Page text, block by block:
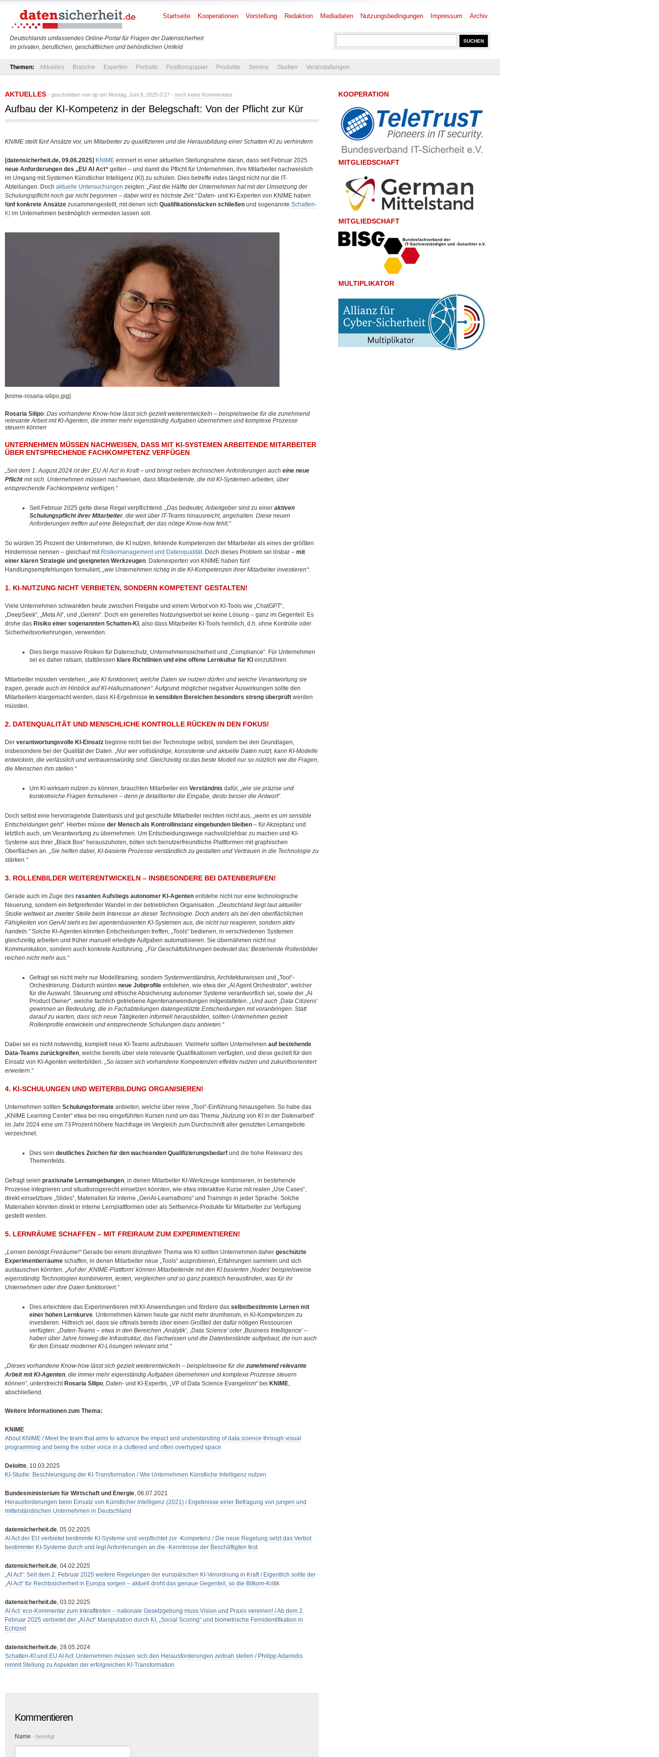
Deutschlands umfassendes Online-Portal für Fragen der Datensicherheit
im privaten, beruflichen, geschäftlichen und behördlichen Umfeld
Startseite Kooperationen Vorstellung Redaktion Mediadaten Nutzungsbedingungen Impressum Archiv
Themen: Aktuelles Branche Experten Portraits Positionspapier Produkte Service Studien Veranstaltungen
AKTUELLES - geschrieben von dp am Montag, Juni 9, 2025 0:27 - noch keine Kommentare
Aufbau der KI-Kompetenz in der Belegschaft: Von der Pflicht zur Kür
KNIME stellt fünf Ansätze vor, um Mitarbeiter zu qualifizieren und die Herausbildung einer Schatten-KI zu verhindern
[datensicherheit.de, 09.06.2025] KNIME erinnert in einer aktuellen Stellungnahme daran, dass seit Februar 2025
neue Anforderungen des „EU AI Act“ gelten – und damit die Pflicht für Unternehmen, ihre Mitarbeiter nachweislich
im Umgang mit Systemen Künstlicher Intelligenz (KI) zu schulen. Dies betreffe indes längst nicht nur die IT-
Abteilungen. Doch aktuelle Untersuchungen zeigten: „Fast die Hälfte der Unternehmen hat mit der Umsetzung der
Schulungspflicht noch gar nicht begonnen – dabei wird es höchste Zeit.“Daten- und KI-Experten von KNIME haben
fünf konkrete Ansätze zusammengestellt, mit denen sich Qualifikationslücken schließen und sogenannte Schatten-
KI im Unternehmen bestmöglich vermeiden lassen soll.
[knime-rosaria-silipo.jpg]
Rosaria Silipo: Das vorhandene Know-how lässt sich gezielt weiterentwickeln – beispielsweise für die zunehmend
relevante Arbeit mit KI-Agenten, die immer mehr eigenständig Aufgaben übernehmen und komplexe Prozesse
steuern können
UNTERNEHMEN MÜSSEN NACHWEISEN, DASS MIT KI-SYSTEMEN ARBEITENDE MITARBEITER
ÜBER ENTSPRECHENDE FACHKOMPETENZ VERFÜGEN
„Seit dem 1. August 2024 ist der ,EU AI Act’ in Kraft – und bringt neben technischen Anforderungen auch eine neue
Pflichtmit sich: Unternehmen müssen nachweisen, dass Mitarbeitende, die mit KI-Systemen arbeiten, über
entsprechende Fachkompetenz verfügen.“
Seit Februar 2025 gelte diese Regel verpflichtend. „Das bedeutet, Arbeitgeber sind zu eineraktiven
Schulungspflicht ihrer Mitarbeiter, die weit über IT-Teams hinausreicht, angehalten. Diese neuen
Anforderungen treffen auf eine Belegschaft, der das nötige Know-how fehlt.“
So würden 35 Prozent der Unternehmen, die KI nutzen, fehlende Kompetenzen der Mitarbeiter als eines der größten
Hindernisse nennen – gleichauf mit Risikomanagement und Datenqualität. Doch dieses Problem sei lösbar – mit
einer klaren Strategie und geeigneten Werkzeugen. Datenexperten von KNIME haben fünf
Handlungsempfehlungen formuliert, „wie Unternehmen richtig in die KI-Kompetenzen ihrer Mitarbeiter investieren“:
1. KI-NUTZUNG NICHT VERBIETEN, SONDERN KOMPETENT GESTALTEN!
Viele Unternehmen schwankten heute zwischen Freigabe und einem Verbot von KI-Tools wie „ChatGPT“,
„DeepSeek“, „Meta AI“, und „Gemini“. Doch ein generelles Nutzungsverbot sei keine Lösung – ganz im Gegenteil: Es
drohe das Risiko einer sogenannten Schatten-KI , also dass Mitarbeiter KI-Tools heimlich, d.h. ohne Kontrolle oder
Sicherheitsvorkehrungen, verwenden.
Dies berge massive Risiken für Datenschutz, Unternehmenssicherheit und „Compliance“. Für Unternehmen
sei es daher ratsam, stattdessen klare Richtlinien und eine offene Lernkultur für KI einzuführen.
Mitarbeiter müssten verstehen, „wie KI funktioniert, welche Daten sie nutzen dürfen und welche Verantwortung sie
tragen, gerade auch im Hinblick auf KI-Halluzinationen“. Aufgrund möglicher negativer Auswirkungen sollte den
Mitarbeitern klargemacht werden, dass KI-Ergebnisse in sensiblen Bereichen besonders streng überprüft werden
müssten.
2. DATENQUALITÄT UND MENSCHLICHE KONTROLLE RÜCKEN IN DEN FOKUS!
Der verantwortungsvolle KI-Einsatz beginne nicht bei der Technologie selbst, sondern bei den Grundlagen,
insbesondere bei der Qualität der Daten. „Nur wer vollständige, konsistente und aktuelle Daten nutzt, kann KI-Modelle
entwickeln, die verlässlich und vertrauenswürdig sind. Gleichzeitig ist das beste Modell nur so nützlich wie die Fragen,
die Menschen ihm stellen.“
Um KI wirksam nutzen zu können, brauchten Mitarbeiter ein Verständnis dafür, „wie sie präzise und
kontextreiche Fragen formulieren – denn je detaillierter die Eingabe, desto besser die Antwort“.
Doch selbst eine hervorragende Datenbasis und gut geschulte Mitarbeiter reichten nicht aus, „wenn es um sensible
Entscheidungen geht“. Hierbei müsse der Mensch als Kontrollinstanz eingebunden bleiben – für Akzeptanz und
letztlich auch, um Verantwortung zu übernehmen. Um Entscheidungswege nachvollziehbar zu machen und KI-
Systeme aus ihrer „Black Box“ herauszuholen, böten sich benutzerfreundliche Plattformen mit graphischen
Oberflächen an. „Sie helfen dabei, KI-basierte Prozesse verständlich zu gestalten und Vertrauen in die Technologie zu
stärken.“
3. ROLLENBILDER WEITERENTWICKELN – INSBESONDERE BEI DATENBERUFEN!
Gerade auch im Zuge des rasanten Aufstiegs autonomer KI-Agenten entstehe nicht nur eine technologische
Neuerung, sondern ein tiefgreifender Wandel in der betrieblichen Organisation. „Deutschland liegt laut aktueller
Studie weltweit an zweiter Stelle beim Interesse an dieser Technologie. Doch anders als bei den oberflächlichen
Fähigkeiten von GenAI sieht es bei agentenbasierten KI-Systemen aus, die nicht nur reagieren, sondern aktiv
handeln.“Solche KI-Agenten könnten Entscheidungen treffen, „Tools“ bedienen, in verschiedenen Systemen
gleichzeitig arbeiten und früher manuell erledigte Aufgaben automatisieren. Sie übernähmen nicht nur
Kommunikation, sondern auch konkrete Ausführung. „Für Geschäftsführungen bedeutet das: Bestehende Rollenbilder
reichen nicht mehr aus.“
Gefragt sei nicht mehr nur Modelltraining, sondern Systemverständnis, Architekturwissen und „Tool“-
Orchestrierung. Dadurch würden neue Jobprofile entstehen, wie etwa der „AI Agent Orchestrator“, welcher
für die Auswahl, Steuerung und ethische Absicherung autonomer Systeme verantwortlich sei, sowie der „AI
Product Owner“, welche fachlich getriebene Agentenanwendungen mitgestalteten. „Und auch ,Data Citizens’
gewinnen an Bedeutung, die in Fachabteilungen datengestützte Entscheidungen mit voranbringen. Statt
darauf zu warten, dass sich neue Tätigkeiten informell herausbilden, sollten Unternehmen gezielt
Rollenprofile entwickeln und entsprechende Schulungen dazu anbieten.“
Dabei sei es nicht notwendig, komplett neue KI-Teams aufzubauen. Vielmehr sollten Unternehmen auf bestehende
Data-Teams zurückgreifen, welche bereits über viele relevante Qualifikationen verfügten, und diese gezielt für den
Einsatz von KI-Agenten weiterbilden. „So lassen sich vorhandene Kompetenzen effektiv nutzen und zukunftsorientiert
erweitern.“
4. KI-SCHULUNGEN UND WEITERBILDUNG ORGANISIEREN!
Unternehmen sollten Schulungsformate anbieten, welche über reine „Tool“-Einführung hinausgehen. So habe das
„KNIME Learning Center“ etwa bei neu eingeführten Kursen rund um das Thema „Nutzung von KI in der Datenarbeit“
im Jahr 2024 eine um 73 Prozent höhere Nachfrage im Vergleich zum Durchschnitt aller genutzten Lernangebote
verzeichnet.
Dies sein deutliches Zeichen für den wachsenden Qualifizierungsbedarf und die hohe Relevanz des
Themenfelds.
Gefragt seien praxisnahe Lernumgebungen, in denen Mitarbeiter KI-Werkzeuge kombinieren, in bestehende
Prozesse integrieren und situationsgerecht einsetzen könnten, wie etwa interaktive Kurse mit realen „Use Cases“,
direkt einsetzbare „Slides“, Materialien für interne „GenAI-Learnathons“ und Trainings in jeder Sprache. Solche
Materialien könnten direkt in interne Lernplattformen oder als Selfservice-Produkte für Mitarbeiter zur Verfügung
gestellt werden.
5. LERNRÄUME SCHAFFEN – MIT FREIRAUM ZUM EXPERIMENTIEREN!
„Lernen benötigt Freiräume!“Gerade bei einem disruptiven Thema wie KI sollten Unternehmen daher geschützte
Experimentierräume schaffen, in denen Mitarbeiter neue „Tools“ ausprobieren, Erfahrungen sammeln und sich
austauschen könnten. „Auf der ,KNIME-Plattform’ können Mitarbeitende mit den KI basierten ,Nodes’ beispielsweise
eigenständig Technologien kombinieren, testen, vergleichen und so ganz praktisch herausfinden, was für ihr
Unternehmen oder ihre Daten funktioniert.“
Dies erleichtere das Experimentieren mit KI-Anwendungen und fördere das selbstbestimmte Lernen mit
einer hohen Lernkurve. Unternehmen kämen heute gar nicht mehr drumherum, in KI-Kompetenzen zu
investieren. Hilfreich sei, dass sie oftmals bereits über einen Großteil der dafür nötigen Ressourcen
verfügten: „Daten-Teams – etwa in den Bereichen ,Analytik’, ,Data Science’ oder ,Business Intelligence’ –
haben über Jahre hinweg die Infrastruktur, das Fachwissen und die Datenbestände aufgebaut, die nun auch
für den Einsatz moderner KI-Lösungen relevant sind.“
„Dieses vorhandene Know-how lässt sich gezielt weiterentwickeln – beispielsweise für die zunehmend relevante
Arbeit mit KI-Agenten, die immer mehr eigenständig Aufgaben übernehmen und komplexe Prozesse steuern
können”, unterstreicht Rosaria Silipo, Daten- und KI-Expertin, „VP of Data Science Evangelism“ bei KNIME,
abschließend.
Weitere Informationen zum Thema:
KNIME
About KNIME / Meet the team that aims to advance the impact and understanding of data science through visual
programming and being the sober voice in a cluttered and often overhyped space
Deloitte, 10.03.2025
KI-Studie: Beschleunigung der KI-Transformation / Wie Unternehmen Künstliche Intelligenz nutzen
Bundesministerium für Wirtschaft und Energie, 06.07.2021
Herausforderungen beim Einsatz von Künstlicher Intelligenz (2021) / Ergebnisse einer Befragung von jungen und
mittelständischen Unternehmen in Deutschland
datensicherheit.de, 05.02.2025
AI Act der EU verbietet bestimmte KI-Systeme und verpflichtet zur -Kompetenz / Die neue Regelung setzt das Verbot
bestimmter KI-Systeme durch und legt Anforderungen an die -Kenntnisse der Beschäftigten fest
datensicherheit.de, 04.02.2025
„AI Act“: Seit dem 2. Februar 2025 weitere Regelungen der europäischen KI-Verordnung in Kraft / Eigentlich sollte der
„AI Act“ für Rechtssicherheit in Europa sorgen – aktuell droht das genaue Gegenteil, so die Bitkom-Kritik
datensicherheit.de, 03.02.2025
AI Act: eco-Kommentar zum Inkrafttreten – nationale Gesetzgebung muss Vision und Praxis vereinen! / Ab dem 2.
Februar 2025 verbietet der „AI Act“ Manipulation durch KI, „Social Scoring“ und biometrische Fernidentifikation in
Echtzeit
datensicherheit.de, 28.05.2024
Schatten-KI und EU AI Act: Unternehmen müssen sich den Herausforderungen zeitnah stellen / Philipp Adamidis
nimmt Stellung zu Aspekten der erfolgreichen KI-Transformation
Kommentieren
Name - benötigt
KOOPERATION
MITGLIEDSCHAFT
MITGLIEDSCHAFT
MULTIPLIKATOR